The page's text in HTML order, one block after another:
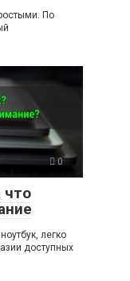
По
0
что
легко
доступных